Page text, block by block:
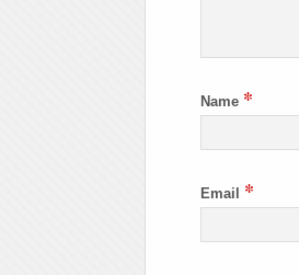
Name *
Email *